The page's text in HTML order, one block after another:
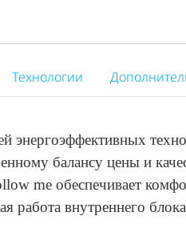
Технологии
балансу цены и
me обеспечивает
работа внутреннего